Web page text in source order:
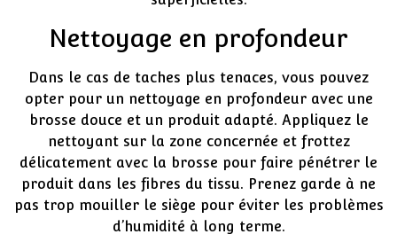
Nettoyage en profondeur
Dans le cas de taches plus tenaces, vous pouvez
opter pour un nettoyage en profondeur avec une
brosse douce et un produit adapté. Appliquez le
nettoyant sur la zone concernée et frottez
délicatement avec la brosse pour faire pénétrer le
produit dans les fibres du tissu. Prenez garde à ne
pas trop mouiller le siège pour éviter les problèmes
d’humidité à long terme.